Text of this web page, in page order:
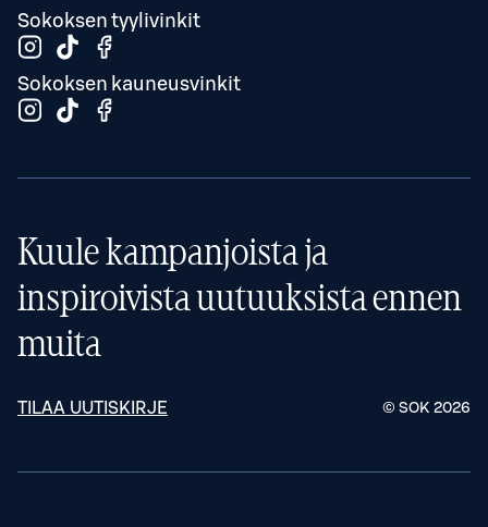
Sokoksen tyylivinkit
Sokoksen kauneusvinkit
Kuule kampanjoista ja
inspiroivista uutuuksista ennen
muita
TILAA UUTISKIRJE © SOK 2026